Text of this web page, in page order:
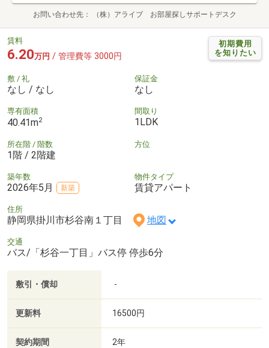
お問い合わせ先 （株）アライブ お部屋探しサポートデスク
初期費用
を知りたい
賃料
6.20万円 / 管理費等 3000円
敷 / 礼
なし / なし
保証金
なし
専有面積
40.41m2
間取り
1LDK
所在階 / 階数
1階 / 2階建
方位
築年数
2026年5月 新築
物件タイプ
賃貸アパート
住所
静岡県掛川市杉谷南１丁目 地図
交通
バス/「杉谷一丁目」バス停 停歩6分
敷引・償却 -
更新料 16500円
契約期間 2年